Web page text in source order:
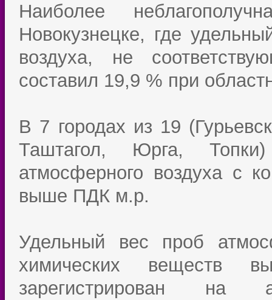
Наиболее
Новокузнецке, где
воздуха, не
составил 19,9 % при
В 7 городах из 19
Таштагол, Юрга,
атмосферного воздуха с
выше ПДК м.р.
Удельный вес проб
химических веществ
зарегистрирован на